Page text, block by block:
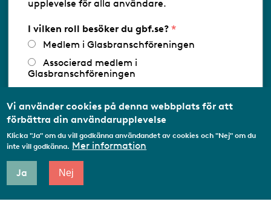
Databasens namn:www.gbf.se-
Glasbranschföreningen AB - Ansvarig
utgivare: Sofia Wahlgren
upplevelse för alla användare.
I vilken roll besöker du gbf.se?
Medlem i Glasbranschföreningen
Associerad medlem i
Glasbranschföreningen
medlemsorganisation/Svenskt Näringsliv
Utbildningsaktör
Student
Annat...
Vi använder cookies på denna webbplats för att
förbättra din användarupplevelse
Klicka "Ja" om du vill godkänna användandet av cookies och "Nej" om du
inte vill godkänna. Mer information
Ja Nej